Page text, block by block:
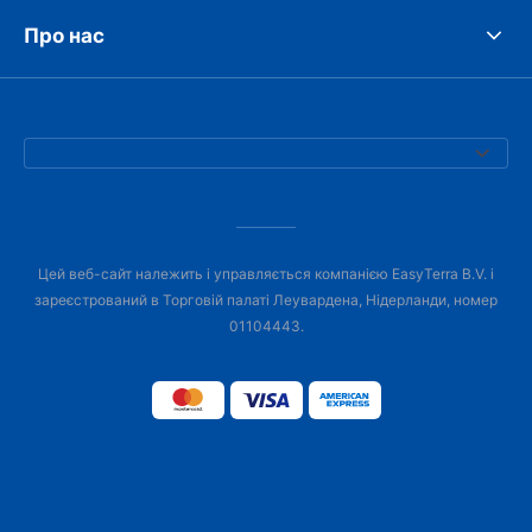
Про нас
Цей веб-сайт належить і управляється компанією EasyTerra B.V. і
зареєстрований в Торговій палаті Леувардена, Нідерланди, номер
01104443.